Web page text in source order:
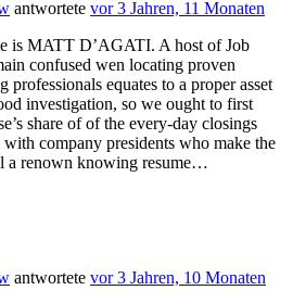
antwortete vor 3 Jahren, 11 Monaten
is MATT D’AGATI. A host of Job
confused wen locating proven
professionals equates to a proper asset
investigation, so we ought to first
share of of the every-day closings
company presidents who make the
a renown knowing resume…
antwortete vor 3 Jahren, 10 Monaten